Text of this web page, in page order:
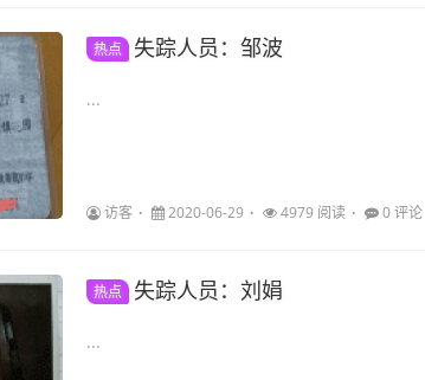
热点 失踪人员：邹波
...
访客 2020-06-29 4979 阅读 0 评论
热点 失踪人员：刘娟
...